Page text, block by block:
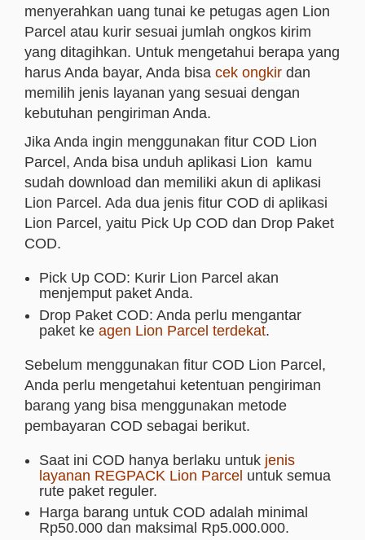
menyerahkan uang tunai ke petugas agen Lion
Parcel atau kurir sesuai jumlah ongkos kirim
yang ditagihkan. Untuk mengetahui berapa yang
harus Anda bayar, Anda bisa cek ongkir dan
memilih jenis layanan yang sesuai dengan
kebutuhan pengiriman Anda.
Jika Anda ingin menggunakan fitur COD Lion
Parcel, Anda bisa unduh aplikasi Lion kamu
sudah download dan memiliki akun di aplikasi
Lion Parcel. Ada dua jenis fitur COD di aplikasi
Lion Parcel, yaitu Pick Up COD dan Drop Paket
COD.
Pick Up COD: Kurir Lion Parcel akan
menjemput paket Anda.
Drop Paket COD: Anda perlu mengantar
paket ke agen Lion Parcel terdekat.
Sebelum menggunakan fitur COD Lion Parcel,
Anda perlu mengetahui ketentuan pengiriman
barang yang bisa menggunakan metode
pembayaran COD sebagai berikut.
Saat ini COD hanya berlaku untuk jenis
layanan REGPACK Lion Parcel untuk semua
rute paket reguler.
Harga barang untuk COD adalah minimal
Rp50.000 dan maksimal Rp5.000.000.